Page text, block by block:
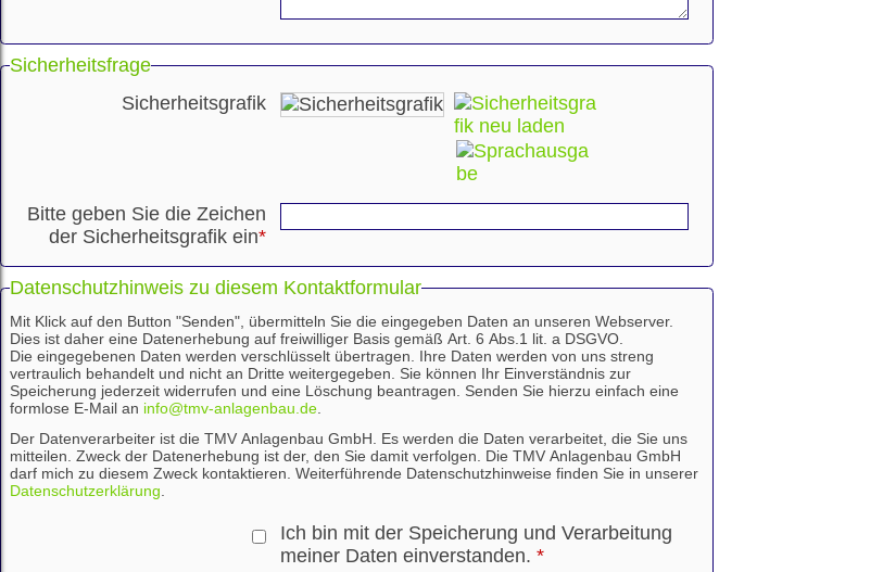
Sicherheitsfrage
Sicherheitsgrafik
Bitte geben Sie die Zeichen
der Sicherheitsgrafik ein*
Datenschutzhinweis zu diesem Kontaktformular
Mit Klick auf den Button "Senden", übermitteln Sie die eingegeben Daten an unseren Webserver.
Dies ist daher eine Datenerhebung auf freiwilliger Basis gemäß Art. 6 Abs.1 lit. a DSGVO.
Die eingegebenen Daten werden verschlüsselt übertragen. Ihre Daten werden von uns streng
vertraulich behandelt und nicht an Dritte weitergegeben. Sie können Ihr Einverständnis zur
Speicherung jederzeit widerrufen und eine Löschung beantragen. Senden Sie hierzu einfach eine
formlose E-Mail an info@tmv-anlagenbau.de.
Der Datenverarbeiter ist die TMV Anlagenbau GmbH. Es werden die Daten verarbeitet, die Sie uns
mitteilen. Zweck der Datenerhebung ist der, den Sie damit verfolgen. Die TMV Anlagenbau GmbH
darf mich zu diesem Zweck kontaktieren. Weiterführende Datenschutzhinweise finden Sie in unserer
Datenschutzerklärung.
Ich bin mit der Speicherung und Verarbeitung
meiner Daten einverstanden.*